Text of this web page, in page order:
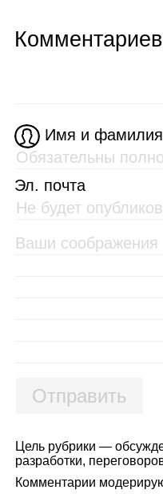
Имя и фамилия
Эл. почта
Отправить
Цель рубрики —
разработки,
Комментарии